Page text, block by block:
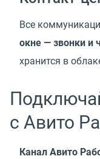
Все
окне — звонки и
хранится в
с Авито
Канал Авито